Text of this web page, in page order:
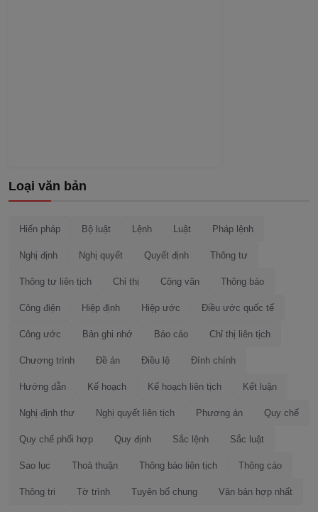
Loại văn bản
Hiến pháp Bộ luật Lệnh Luật Pháp lệnh
Nghị định Nghị quyết Quyết định Thông tư
Thông tư liên tịch Chỉ thị Công văn Thông báo
Công điện Hiệp định Hiệp ước Điều ước quốc tế
Công ước Bản ghi nhớ Báo cáo Chỉ thị liên tịch
Chương trình Đề án Điều lệ Đính chính
Hướng dẫn Kế hoạch Kế hoạch liên tịch Kết luận
Nghị định thư Nghị quyết liên tịch Phương án Quy chế
Quy chế phối hợp Quy định Sắc lệnh Sắc luật
Sao lục Thoả thuận Thông báo liên tịch Thông cáo
Thông tri Tờ trình Tuyên bố chung Văn bản hợp nhất